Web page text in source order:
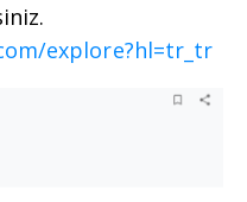
explore?hl=tr_tr